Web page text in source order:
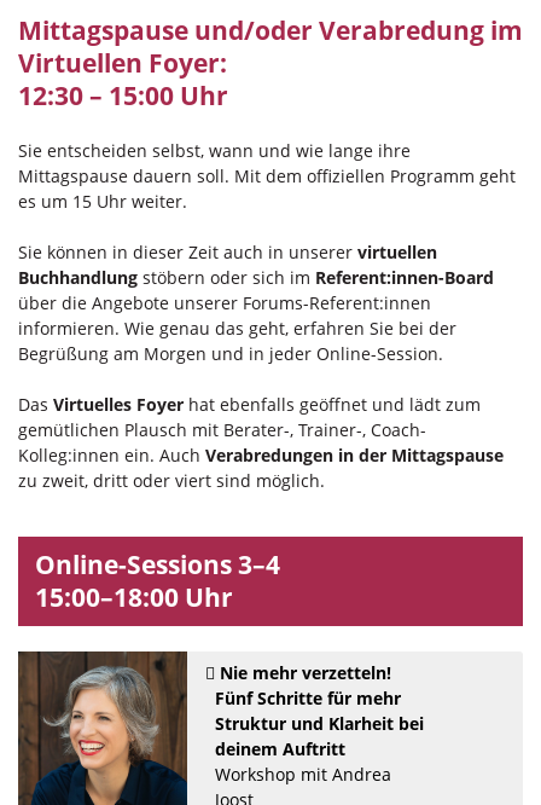
Mittagspause und/oder Verabredung im
Virtuellen Foyer:
12:30 – 15:00 Uhr
Sie entscheiden selbst, wann und wie lange ihre
Mittagspause dauern soll. Mit dem offiziellen Programm geht
es um 15 Uhr weiter.
Sie können in dieser Zeit auch in unserer virtuellen
Buchhandlung stöbern oder sich im Referent:innen-Board
über die Angebote unserer Forums-Referent:innen
informieren. Wie genau das geht, erfahren Sie bei der
Begrüßung am Morgen und in jeder Online-Session.
Das Virtuelles Foyer hat ebenfalls geöffnet und lädt zum
gemütlichen Plausch mit Berater-, Trainer-, Coach-
Kolleg:innen ein. Auch Verabredungen in der Mittagspause
zu zweit, dritt oder viert sind möglich.
Online-Sessions 3–4
15:00–18:00 Uhr
Nie mehr verzetteln!
Fünf Schritte für mehr
Struktur und Klarheit bei
deinem Auftritt
Workshop mit Andrea
Joost